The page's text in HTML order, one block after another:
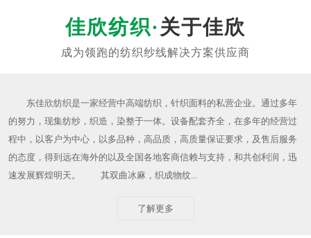
关于佳欣
东佳欣纺织是一家经营中高端纺织，针织面料的私营企业。通过多年
的努力，现集纺纱，织造，染整于一体。设备配套齐全，在多年的经营过
程中，以客户为中心，以多品种，高品质，高质量保证要求，及售后服务
的态度，得到远在海外的以及全国各地客商信赖与支持，和共创利润，迅
速发展辉煌明天。 其双曲冰麻，织成物纹...
了解更多